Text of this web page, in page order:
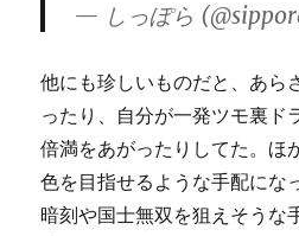
— しっぽら
他にも珍しいものだと、あら
ったり、自分が一発ツモ裏ド
倍満をあがったりしてた。ほ
色を目指せるような手配にな
暗刻や国士無双を狙えそうな